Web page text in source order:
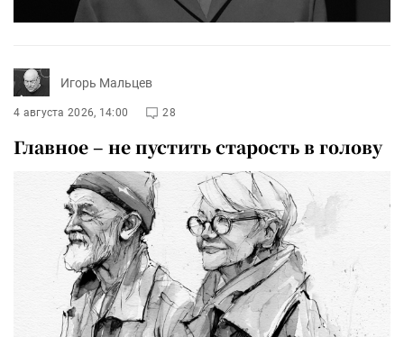
Игорь Мальцев
4 августа 2026, 14:00 28
Главное – не пустить старость в голову